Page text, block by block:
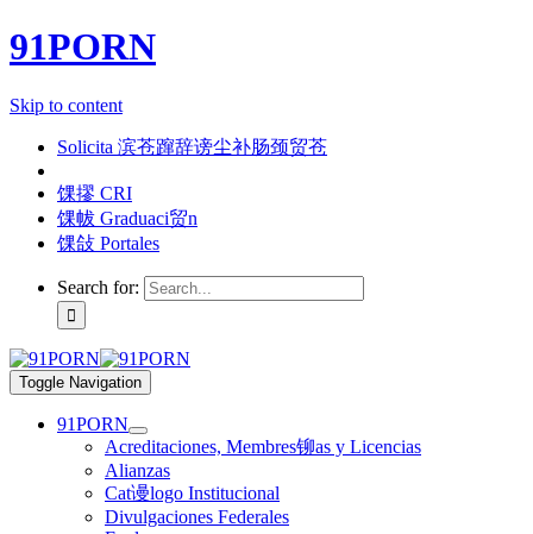
91PORN
Skip to content
Solicita 滨苍蹿辞谤尘补肠颈贸苍
馃摎 CRI
馃帗 Graduaci贸n
馃敆 Portales
Search for:
Toggle Navigation
91PORN
Acreditaciones, Membres铆as y Licencias
Alianzas
Cat谩logo Institucional
Divulgaciones Federales